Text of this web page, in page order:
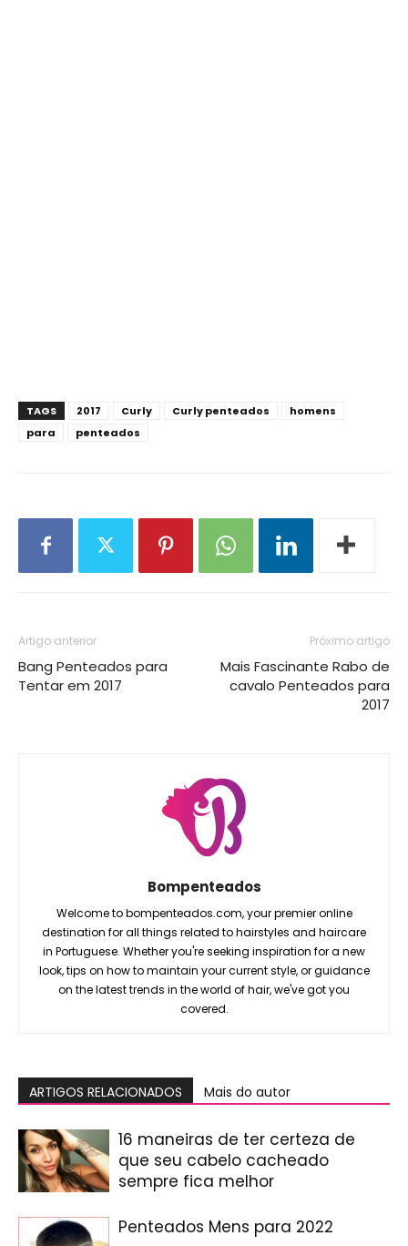
TAGS 2017 Curly Curly penteados
homens
para
penteados
Artigo anterior
Bang Penteados para
Tentar em 2017
Próximo artigo
Mais Fascinante Rabo de
cavalo Penteados para
2017
Bompenteados
Welcome to bompenteados.com, your premier online
destination for all things related to hairstyles and haircare
in Portuguese. Whether you're seeking inspiration for a new
look, tips on how to maintain your current style, or guidance
on the latest trends in the world of hair, we've got you
covered.
ARTIGOS RELACIONADOS Mais do autor
16 maneiras de ter certeza de
que seu cabelo cacheado
sempre fica melhor
Penteados Mens para 2022